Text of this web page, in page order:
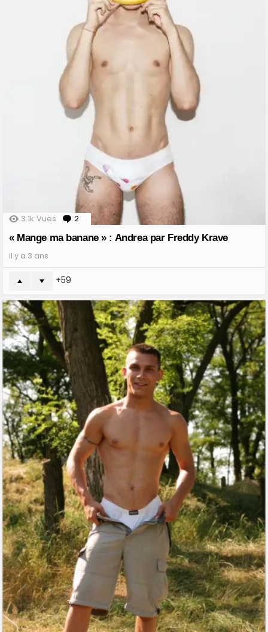
3.1k Vues 2
Comments
« Mange ma banane » : Andrea par Freddy Krave
il y a 3 ans
59